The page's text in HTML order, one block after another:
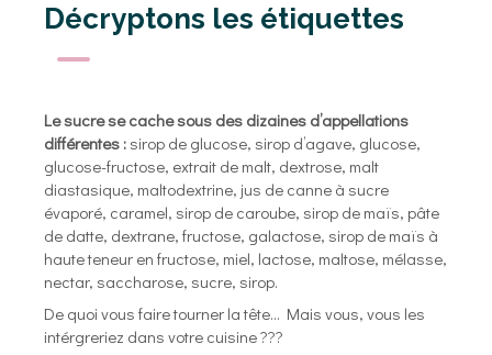
Décryptons les étiquettes
Le sucre se cache sous des dizaines d’appellations
différentes :sirop de glucose, sirop d’agave, glucose,
glucose-fructose, extrait de malt, dextrose, malt
diastasique, maltodextrine, jus de canne à sucre
évaporé, caramel, sirop de caroube, sirop de maïs, pâte
de datte, dextrane, fructose, galactose, sirop de maïs à
haute teneur en fructose, miel, lactose, maltose, mélasse,
nectar, saccharose, sucre, sirop.
De quoi vous faire tourner la tête... Mais vous, vous les
intérgreriez dans votre cuisine ???